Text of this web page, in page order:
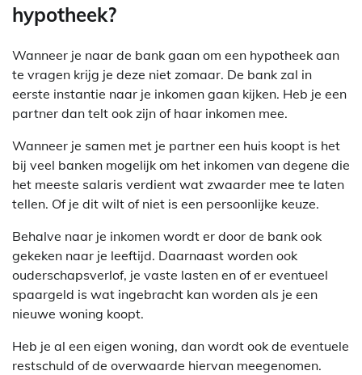
hypotheek?
Wanneer je naar de bank gaan om een hypotheek aan
te vragen krijg je deze niet zomaar. De bank zal in
eerste instantie naar je inkomen gaan kijken. Heb je een
partner dan telt ook zijn of haar inkomen mee.
Wanneer je samen met je partner een huis koopt is het
bij veel banken mogelijk om het inkomen van degene die
het meeste salaris verdient wat zwaarder mee te laten
tellen. Of je dit wilt of niet is een persoonlijke keuze.
Behalve naar je inkomen wordt er door de bank ook
gekeken naar je leeftijd. Daarnaast worden ook
ouderschapsverlof, je vaste lasten en of er eventueel
spaargeld is wat ingebracht kan worden als je een
nieuwe woning koopt.
Heb je al een eigen woning, dan wordt ook de eventuele
restschuld of de overwaarde hiervan meegenomen.